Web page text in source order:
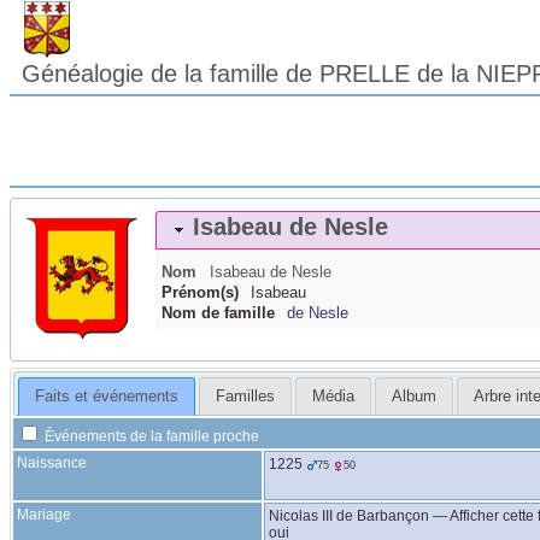
Généalogie de la famille de PRELLE de la
Isabeau de Nesle
Nom Isabeau de Nesle
Prénom(s)
Isabeau
Nom de famille
de Nesle
Faits et événements Familles Média Album Arbre
Événements de la famille proche
Naissance
1225 75 50
Mariage Nicolas III de Barbançon —Afficher cette
oui